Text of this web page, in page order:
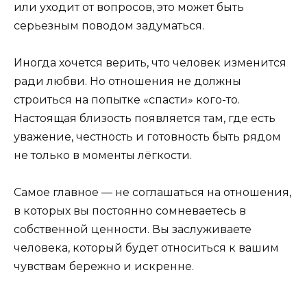
или уходит от вопросов, это может быть
серьезным поводом задуматься.
Иногда хочется верить, что человек изменится
ради любви. Но отношения не должны
строиться на попытке «спасти» кого-то.
Настоящая близость появляется там, где есть
уважение, честность и готовность быть рядом
не только в моменты лёгкости.
Самое главное — не соглашаться на отношения,
в которых вы постоянно сомневаетесь в
собственной ценности. Вы заслуживаете
человека, который будет относиться к вашим
чувствам бережно и искренне.